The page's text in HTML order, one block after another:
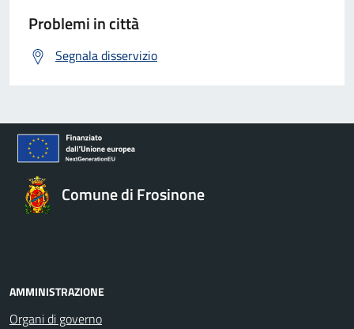
Problemi in città
Segnala disservizio
Comune di Frosinone
AMMINISTRAZIONE
Organi di governo